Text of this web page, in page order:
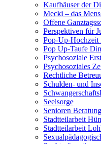
Kaufhäuser der
Mecki – das
Offene
Perspektiven für
Pop-Up-Hochzeit
Pop Up-Taufe
Psychosoziale
Psychosoziales
Rechtliche
Schulden- und
Seelsorge
Senioren
Stadtteilarbeit
Stadtteilarbeit